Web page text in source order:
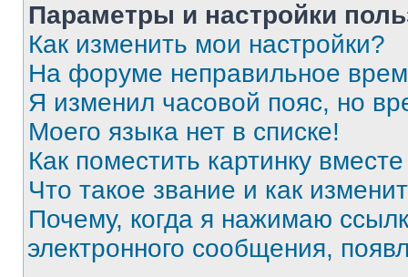
Параметры и настройки
Как изменить мои настройки?
На форуме неправильное
Я изменил часовой пояс, но
Моего языка нет в списке!
Как поместить картинку
Что такое звание и как
Почему, когда я нажимаю
электронного сообщения,